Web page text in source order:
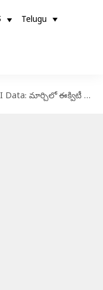
Telugu
ఈక్విటీ మ్యూచువల్ ఫండ్ ఇన్‌ఫ్లో 14 శాతం డౌన్..